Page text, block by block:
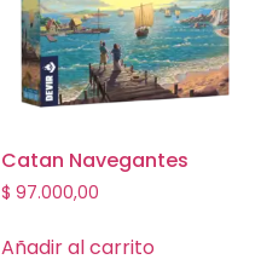
Catan Navegantes
$ 97.000,00
Añadir al carrito